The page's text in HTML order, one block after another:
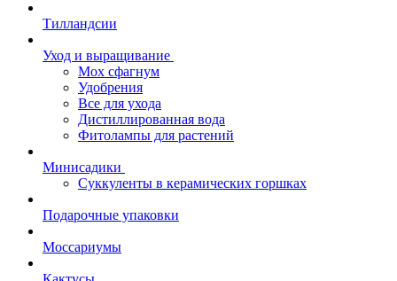
Тилландсии
Уход и выращивание
Мох сфагнум
Удобрения
Все для ухода
Дистиллированная вода
Фитолампы для растений
Минисадики
Суккуленты в керамических горшках
Подарочные упаковки
Моссариумы